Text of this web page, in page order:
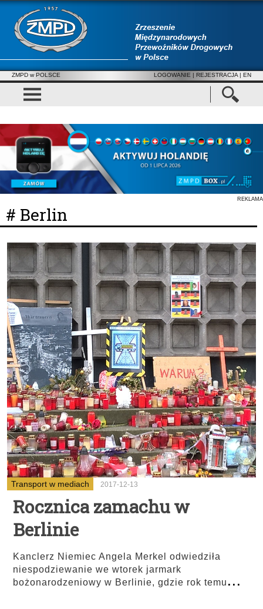
ZMPD w POLSCE LOGOWANIE | REJESTRACJA | EN
REKLAMA
# Berlin
Transport w mediach 2017-12-13
Rocznica zamachu w
Berlinie
Kanclerz Niemiec Angela Merkel odwiedziła
niespodziewanie we wtorek jarmark
bożonarodzeniowy w Berlinie, gdzie rok temu ...